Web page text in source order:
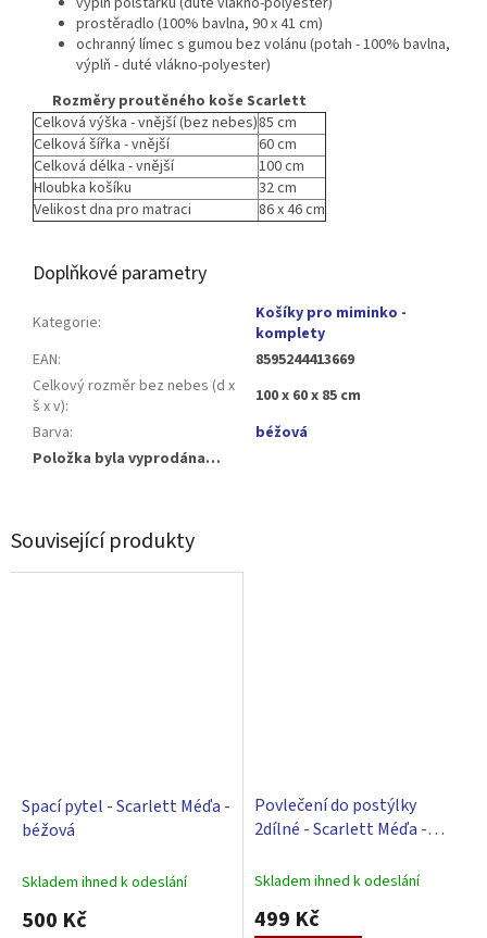
Související produkty
Spací pytel - Scarlett Méďa -
béžová
Skladem ihned k odeslání
500 Kč
Povlečení do postýlky
2dílné - Scarlett Méďa -
Skladem ihned k odeslání
499 Kč
prostěradlo (100% bavlna, 90 x 41 cm)
ochranný límec s gumou bez volánu (potah - 100% bavlna,
výplň - duté vlákno-polyester)
Rozměry proutěného koše Scarlett
Celková výška - vnější (bez nebes)85 cm
Celková šířka - vnější
60 cm
Celková délka - vnější
100 cm
Hloubka košíku
32 cm
Velikost dna pro matraci
86 x 46 cm
Doplňkové parametry
Kategorie:
Košíky pro miminko -
komplety
EAN:
8595244413669
Celkový rozměr bez nebes (d x
š x v):
100 x 60 x 85 cm
Barva:
béžová
Položka byla vyprodána…